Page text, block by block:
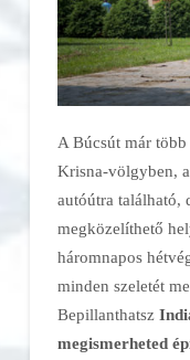
A Búcsút már
Krisna-völgyben,
autóútra található,
megközelíthető
háromnapos
minden szeletét
Bepillanthatsz
megismerheted